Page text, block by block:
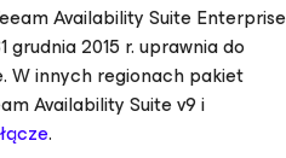
Availability Suite Enterprise
2015 r. uprawnia do
W innych regionach pakiet
Availability Suite v9 i
łącze.